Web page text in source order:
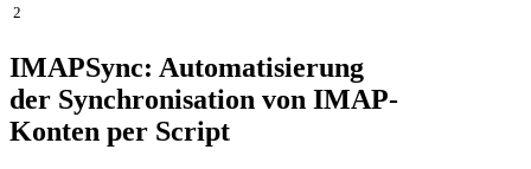
2
IMAPSync: Automatisierung
der Synchronisation von IMAP-
Konten per Script